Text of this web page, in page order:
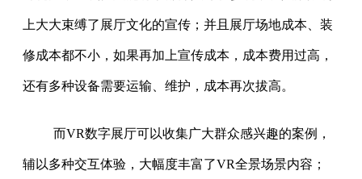
上大大束缚了展厅文化的宣传；并且展厅场地成本、装
修成本都不小，如果再加上宣传成本，成本费用过高，
还有多种设备需要运输、维护，成本再次拔高。
而VR数字展厅可以收集广大群众感兴趣的案例，
辅以多种交互体验，大幅度丰富了VR全景场景内容；